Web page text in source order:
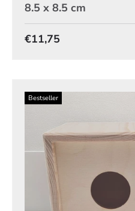
8.5 x 8.5 cm
Normaler Preis
€11,75
Bestseller